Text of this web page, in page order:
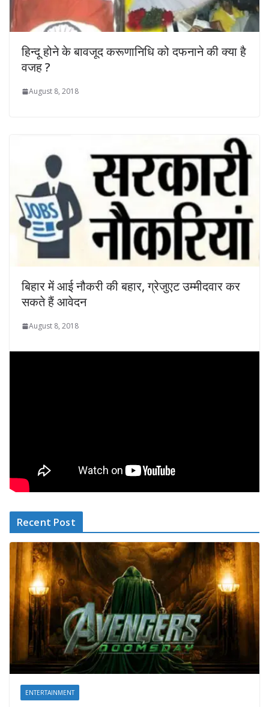
हिन्दू होने के बावजूद करूणानिधि को दफनाने की क्‍या है
वजह ?
August 8, 2018
बिहार में आई नौकरी की बहार, ग्रेजुएट उम्मीदवार कर
सकते हैं आवेदन
August 8, 2018
Recent Post
ENTERTAINMENT